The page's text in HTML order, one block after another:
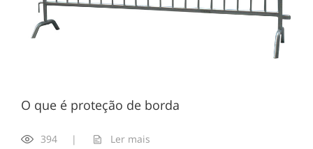
O que é proteção de borda
394 | Ler mais